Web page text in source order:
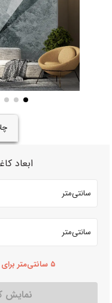
ابعاد
سانتی‌متر
سانتی‌متر
۵ سانتی‌متر برای حاشیه خطا در نظر بگیرید.
نمایش